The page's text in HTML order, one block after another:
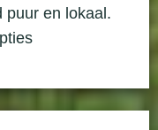
puur en lokaal.